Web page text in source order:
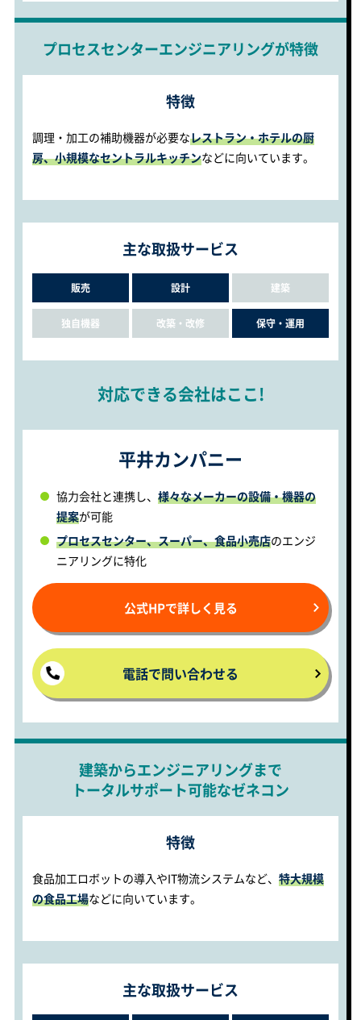
プロセスセンターエンジニアリングが特徴
特徴
調理・加工の補助機器が必要なレストラン・ホテルの厨
房、小規模なセントラルキッチンなどに向いています。
主な取扱サービス
販売 設計 建築
独自機器 改築・改修 保守・運用
対応できる会社はここ!
平井カンパニー
協力会社と連携し、 様々なメーカーの設備・機器の
提案が可能
プロセスセンター、スーパー、食品小売店のエンジ
ニアリングに特化
公式HPで詳しく見る
電話で問い合わせる
建築からエンジニアリングまで
トータルサポート可能なゼネコン
特徴
食品加工ロボットの導入やIT物流システムなど、 特大規模
の食品工場などに向いています。
主な取扱サービス